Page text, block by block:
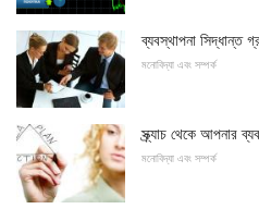
ব্যবস্থাপনা সিদ্ধান্ত
মনোবিদ্যা এবং সম্পর্ক
স্ক্র্যাচ থেকে আপনার
মনোবিদ্যা এবং সম্পর্ক